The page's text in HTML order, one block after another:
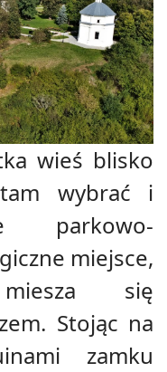
wieś blisko
wybrać i
parkowo-
miejsce,
się
Stojąc na
zamku